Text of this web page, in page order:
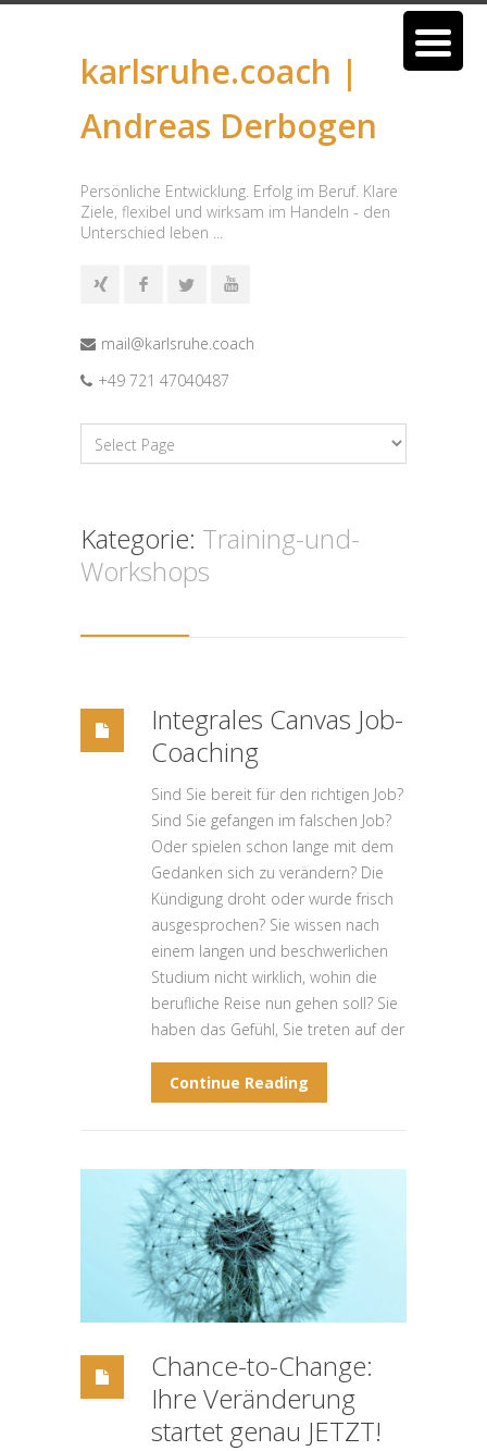
karlsruhe.coach |
Andreas Derbogen
Persönliche Entwicklung. Erfolg im Beruf. Klare
Ziele, flexibel und wirksam im Handeln - den
Unterschied leben ...
mail@karlsruhe.coach
+49 721 47040487
Kategorie: Training-und-
Workshops
Integrales Canvas Job-
Coaching
Sind Sie bereit für den richtigen Job?
Sind Sie gefangen im falschen Job?
Oder spielen schon lange mit dem
Gedanken sich zu verändern? Die
Kündigung droht oder wurde frisch
ausgesprochen? Sie wissen nach
einem langen und beschwerlichen
Studium nicht wirklich, wohin die
berufliche Reise nun gehen soll? Sie
haben das Gefühl, Sie treten auf der
Continue Reading
Chance-to-Change:
Ihre Veränderung
startet genau JETZT!